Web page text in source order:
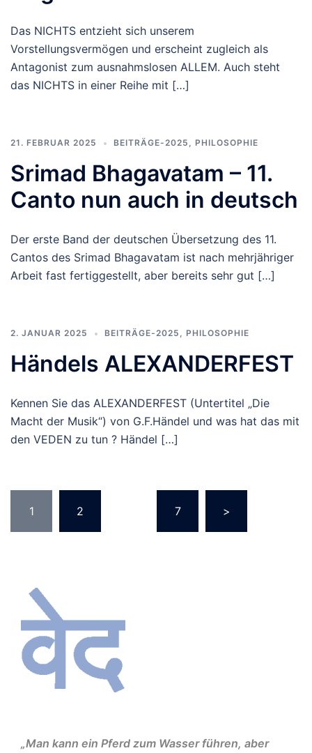
Das NICHTS entzieht sich unserem
Vorstellungsvermögen und erscheint zugleich als
Antagonist zum ausnahmslosen ALLEM. Auch steht
das NICHTS in einer Reihe mit […]
21. FEBRUAR 2025 BEITRÄGE-2025 , PHILOSOPHIE
Srimad Bhagavatam – 11.
Canto nun auch in deutsch
Der erste Band der deutschen Übersetzung des 11.
Cantos des Srimad Bhagavatam ist nach mehrjähriger
Arbeit fast fertiggestellt, aber bereits sehr gut […]
2. JANUAR 2025 BEITRÄGE-2025 , PHILOSOPHIE
Händels ALEXANDERFEST
Kennen Sie das ALEXANDERFEST (Untertitel „Die
Macht der Musik“) von G.F.Händel und was hat das mit
den VEDEN zu tun ? Händel […]
der
Beiträge
1 2 7 >
„Man kann ein Pferd zum Wasser führen, aber